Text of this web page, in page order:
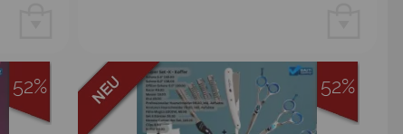
52% 52%